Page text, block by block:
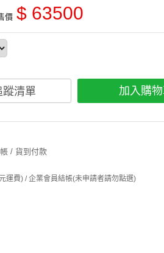
價 $ 63500
蹤清單 加入購
/ 貨到付款
運費) / 企業會員結帳(未申請者請勿點選)